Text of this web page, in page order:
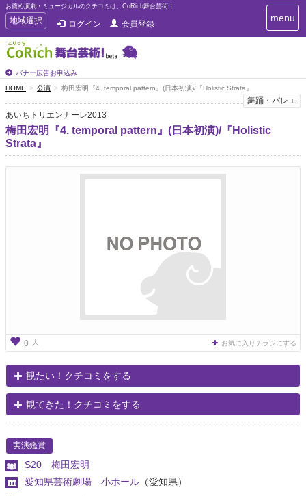
お薦め演劇・ミュージカルのクチコミは、CoRich舞台芸術！
T
o
g
g
e
n
a
v
i
g
a
地域選択 ログイン 会員登録
バナー広告お申込み
T
o
n
v
g
a
menu
HOME 公演 梅田宏明『4. temporal pattern』(日本初演)/『Holistic Strata』
舞踊・バレエ
あいちトリエンナーレ2013
梅田宏明『4. temporal pattern』(日本初演)/『Holistic
Strata』
0 人 お気に入りチラシにする
観たい！クチコミをする
観てきた！クチコミをする
実演鑑賞
S20 梅田宏明
愛知県芸術劇場 小ホール （愛知県）